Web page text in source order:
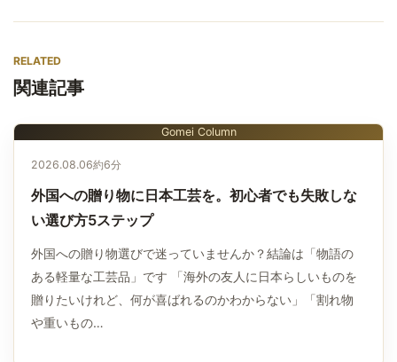
RELATED
関連記事
Gomei Column
2026.08.06約6分
外国への贈り物に日本工芸を。初心者でも失敗しな
い選び方5ステップ
外国への贈り物選びで迷っていませんか？結論は「物語の
ある軽量な工芸品」です 「海外の友人に日本らしいものを
贈りたいけれど、何が喜ばれるのかわからない」「割れ物
や重いもの…